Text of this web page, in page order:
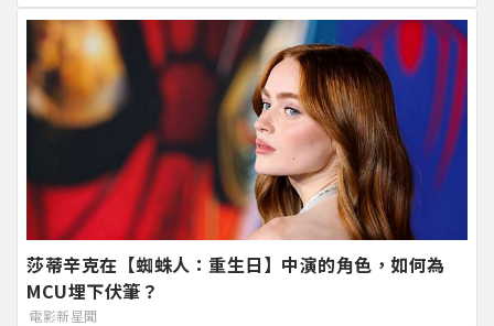
莎蒂辛克在【蜘蛛人：重生日】中演的角色，如何為
MCU埋下伏筆？
電影新星聞